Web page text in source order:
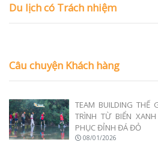
Du lịch có Trách nhiệm
Câu chuyện Khách hàng
TEAM BUILDING THẾ
TRÌNH TỪ BIỂN
PHỤC ĐỈNH ĐÁ ĐỎ
08/01/2026